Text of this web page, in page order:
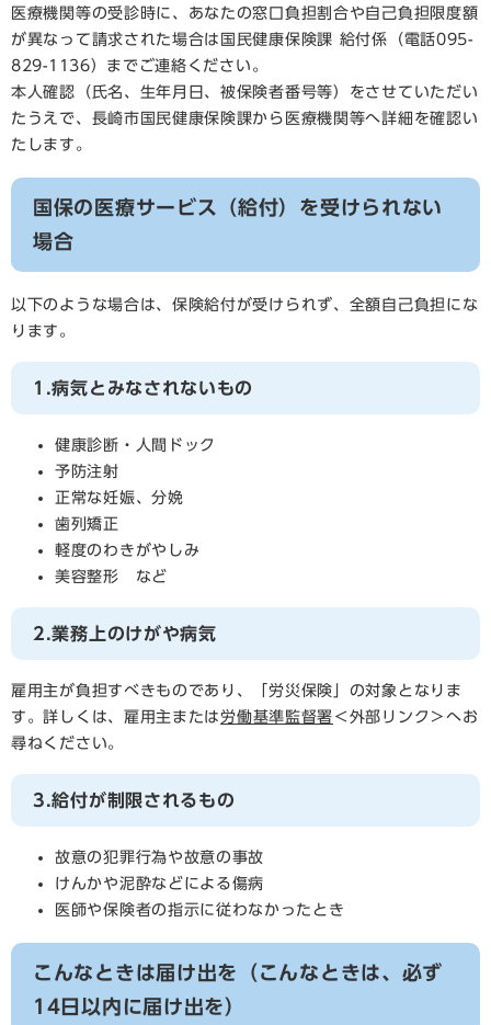
医療機関等の受診時に、あなたの窓口負担割合や自己負担限度額
が異なって請求された場合は国民健康保険課 給付係（電話095-
829-1136）までご連絡ください。
本人確認（氏名、生年月日、被保険者番号等）をさせていただい
たうえで、長崎市国民健康保険課から医療機関等へ詳細を確認い
たします。
国保の医療サービス（給付）を受けられない
場合
以下のような場合は、保険給付が受けられず、全額自己負担にな
ります。
1.病気とみなされないもの
健康診断・人間ドック
予防注射
正常な妊娠、分娩
歯列矯正
軽度のわきがやしみ
美容整形 など
2.業務上のけがや病気
雇用主が負担すべきものであり、「労災保険」の対象となりま
す。詳しくは、雇用主または労働基準監督署 ＜外部リンク＞ へお
尋ねください。
3.給付が制限されるもの
故意の犯罪行為や故意の事故
けんかや泥酔などによる傷病
医師や保険者の指示に従わなかったとき
こんなときは届け出を（こんなときは、必ず
14日以内に届け出を）